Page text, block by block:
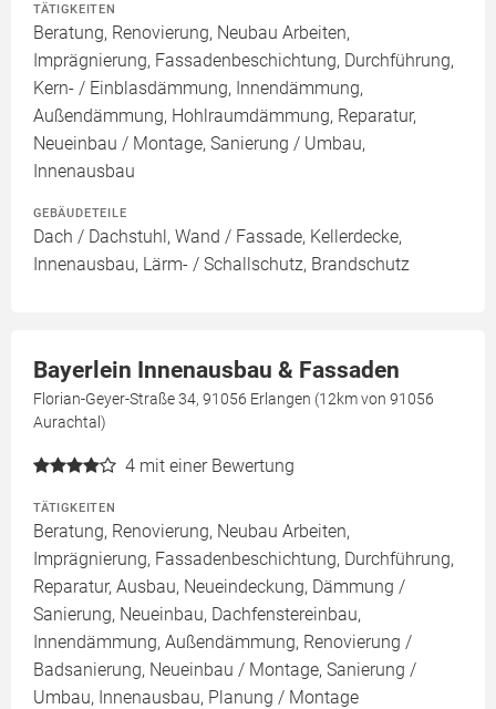
TÄTIGKEITEN
Beratung, Renovierung, Neubau Arbeiten,
Imprägnierung, Fassadenbeschichtung, Durchführung,
Kern- / Einblasdämmung, Innendämmung,
Außendämmung, Hohlraumdämmung, Reparatur,
Neueinbau / Montage, Sanierung / Umbau,
Innenausbau
GEBÄUDETEILE
Dach / Dachstuhl, Wand / Fassade, Kellerdecke,
Innenausbau, Lärm- / Schallschutz, Brandschutz
Bayerlein Innenausbau & Fassaden
Florian-Geyer-Straße 34, 91056 Erlangen (12km von 91056
Aurachtal)
4 mit einer Bewertung
TÄTIGKEITEN
Beratung, Renovierung, Neubau Arbeiten,
Imprägnierung, Fassadenbeschichtung, Durchführung,
Reparatur, Ausbau, Neueindeckung, Dämmung /
Sanierung, Neueinbau, Dachfenstereinbau,
Innendämmung, Außendämmung, Renovierung /
Badsanierung, Neueinbau / Montage, Sanierung /
Umbau, Innenausbau, Planung / Montage